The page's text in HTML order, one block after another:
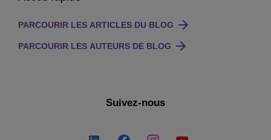
PARCOURIR LES ARTICLES DU BLOG
PARCOURIR LES AUTEURS DE BLOG
Suivez-nous